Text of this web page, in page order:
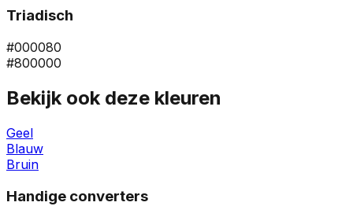
Triadisch
#000080
#800000
Bekijk ook deze kleuren
Geel
Blauw
Bruin
Handige converters